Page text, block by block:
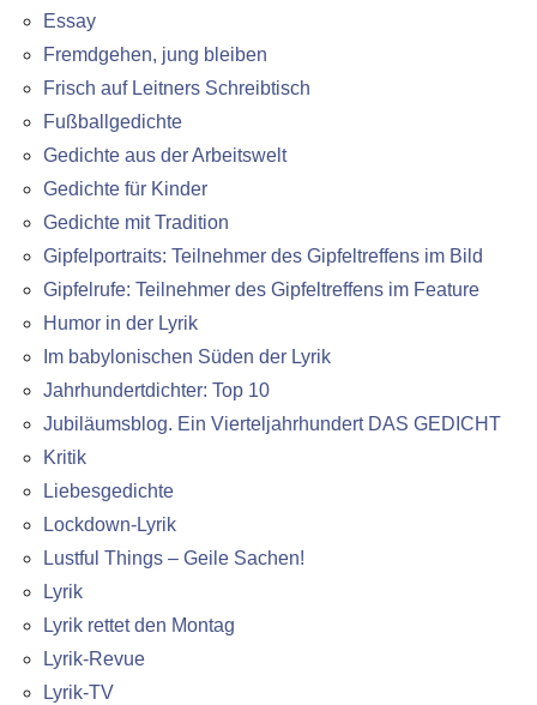
Essay
Fremdgehen, jung bleiben
Frisch auf Leitners Schreibtisch
Fußballgedichte
Gedichte aus der Arbeitswelt
Gedichte für Kinder
Gedichte mit Tradition
Gipfelportraits: Teilnehmer des Gipfeltreffens im Bild
Gipfelrufe: Teilnehmer des Gipfeltreffens im Feature
Humor in der Lyrik
Im babylonischen Süden der Lyrik
Jahrhundertdichter: Top 10
Jubiläumsblog. Ein Vierteljahrhundert DAS GEDICHT
Kritik
Liebesgedichte
Lockdown-Lyrik
Lustful Things – Geile Sachen!
Lyrik
Lyrik rettet den Montag
Lyrik-Revue
Lyrik-TV